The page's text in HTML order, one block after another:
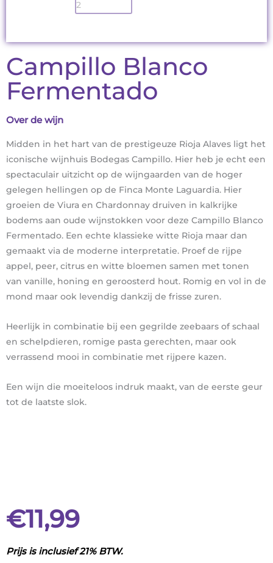
Campillo Blanco
Fermentado
Over de wijn
Midden in het hart van de prestigeuze Rioja Alaves ligt het
iconische wijnhuis Bodegas Campillo. Hier heb je echt een
spectaculair uitzicht op de wijngaarden van de hoger
gelegen hellingen op de Finca Monte Laguardia. Hier
groeien de Viura en Chardonnay druiven in kalkrijke
bodems aan oude wijnstokken voor deze Campillo Blanco
Fermentado. Een echte klassieke witte Rioja maar dan
gemaakt via de moderne interpretatie. Proef de rijpe
appel, peer, citrus en witte bloemen samen met tonen
van vanille, honing en geroosterd hout. Romig en vol in de
mond maar ook levendig dankzij de frisse zuren.
Heerlijk in combinatie bij een gegrilde zeebaars of schaal
en schelpdieren, romige pasta gerechten, maar ook
verrassend mooi in combinatie met rijpere kazen.
Een wijn die moeiteloos indruk maakt, van de eerste geur
tot de laatste slok.
€11,99
Prijs is inclusief 21% BTW.